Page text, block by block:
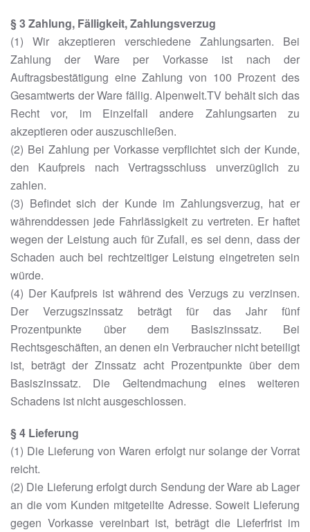
§ 3 Zahlung, Fälligkeit, Zahlungsverzug
(1) Wir akzeptieren verschiedene Zahlungsarten. Bei
Zahlung der Ware per Vorkasse ist nach der
Auftragsbestätigung eine Zahlung von 100 Prozent des
Gesamtwerts der Ware fällig. Alpenwelt.TV behält sich das
Recht vor, im Einzelfall andere Zahlungsarten zu
akzeptieren oder auszuschließen.
(2) Bei Zahlung per Vorkasse verpflichtet sich der Kunde,
den Kaufpreis nach Vertragsschluss unverzüglich zu
zahlen.
(3) Befindet sich der Kunde im Zahlungsverzug, hat er
währenddessen jede Fahrlässigkeit zu vertreten. Er haftet
wegen der Leistung auch für Zufall, es sei denn, dass der
Schaden auch bei rechtzeitiger Leistung eingetreten sein
würde.
(4) Der Kaufpreis ist während des Verzugs zu verzinsen.
Der Verzugszinssatz beträgt für das Jahr fünf
Prozentpunkte über dem Basiszinssatz. Bei
Rechtsgeschäften, an denen ein Verbraucher nicht beteiligt
ist, beträgt der Zinssatz acht Prozentpunkte über dem
Basiszinssatz. Die Geltendmachung eines weiteren
Schadens ist nicht ausgeschlossen.
§ 4 Lieferung
(1) Die Lieferung von Waren erfolgt nur solange der Vorrat
reicht.
(2) Die Lieferung erfolgt durch Sendung der Ware ab Lager
an die vom Kunden mitgeteilte Adresse. Soweit Lieferung
gegen Vorkasse vereinbart ist, beträgt die Lieferfrist im